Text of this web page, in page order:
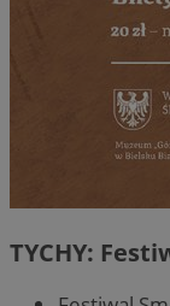
TYCHY: